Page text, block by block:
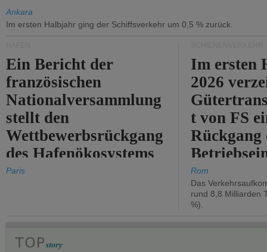
Ankara
Im ersten Halbjahr ging der Schiffsverkehr um 0,5 % zurück.
Ein Bericht der
französischen
Nationalversammlung
stellt den
Wettbewerbsrückgang
des Hafenökosystems
des Staates fest.
Paris
Im ersten
2026
t von FS
Rückgang
um 2,7 %.
Rom
Das
rund 8,8 Milliarden
%).